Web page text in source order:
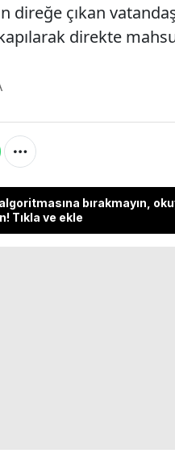
direğe çıkan
direkte
bırakmayın,
Tıkla ve ekle